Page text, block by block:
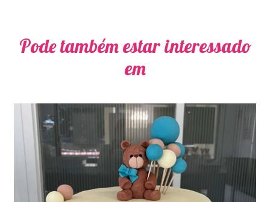
Pode também estar interessado
em